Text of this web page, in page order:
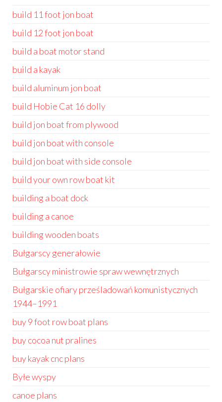
build 11 foot jon boat
build 12 foot jon boat
build a boat motor stand
build a kayak
build aluminum jon boat
build Hobie Cat 16 dolly
build jon boat from plywood
build jon boat with console
build jon boat with side console
build your own row boat kit
building a boat dock
building a canoe
building wooden boats
Bułgarscy generałowie
Bułgarscy ministrowie spraw wewnętrznych
Bułgarskie ofiary prześladowań komunistycznych
1944–1991
buy 9 foot row boat plans
buy cocoa nut pralines
buy kayak cnc plans
Byłe wyspy
canoe plans